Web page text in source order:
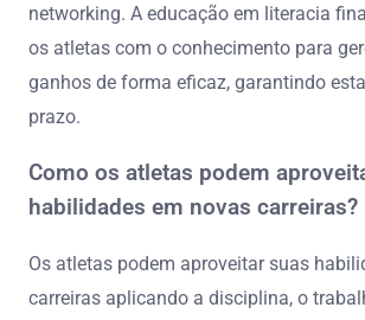
networking. A educação em literacia
os atletas com o conhecimento para
ganhos de forma eficaz, garantindo
prazo.
Como os atletas podem
habilidades em novas carreiras?
Os atletas podem aproveitar suas
carreiras aplicando a disciplina, o